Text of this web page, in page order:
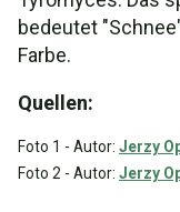
bedeutet
Farbe.
Quellen:
Foto 1 - Autor: Jerzy
Foto 2 - Autor: Jerzy